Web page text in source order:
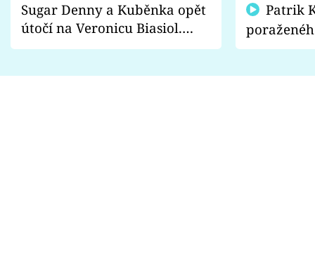
Sugar Denny a Kuběnka opět
útočí na Veronicu Biasiol.
Proč je podle nich falešná a
fanoušci